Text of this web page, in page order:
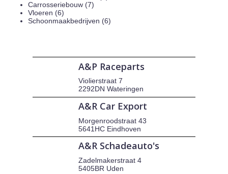
Carrosseriebouw (7)
Vloeren (6)
Schoonmaakbedrijven (6)
A&P Raceparts
Violierstraat 7
2292DN Wateringen
A&R Car Export
Morgenroodstraat 43
5641HC Eindhoven
A&R Schadeauto's
Zadelmakerstraat 4
5405BR Uden